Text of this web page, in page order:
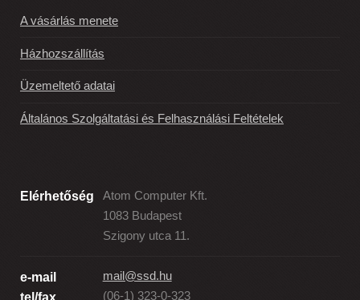
A vásárlás menete
Házhozszállítás
Üzemeltető adatai
Általános Szolgáltatási és Felhasználási Feltételek
Elérhetőség
Atom Computer Kft.
1083 Budapest
Szigony utca 11.
e-mail
tel/fax
mail@ssd.hu
(06-1) 323-0-323